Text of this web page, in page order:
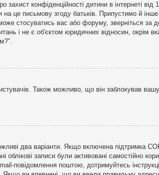
конфіденційності дитини в інтернеті
це письмову згоду батьків. Припустимо й
стосуватись вас або форуму, зверніться
і не є об'єктом юридичних відносин, окрім
Також можливо, що він заблокував
два варіанти. Якщо включена підтримка
облікові записи були активовані самостійно
повідомлення поштою, дотримуйтесь